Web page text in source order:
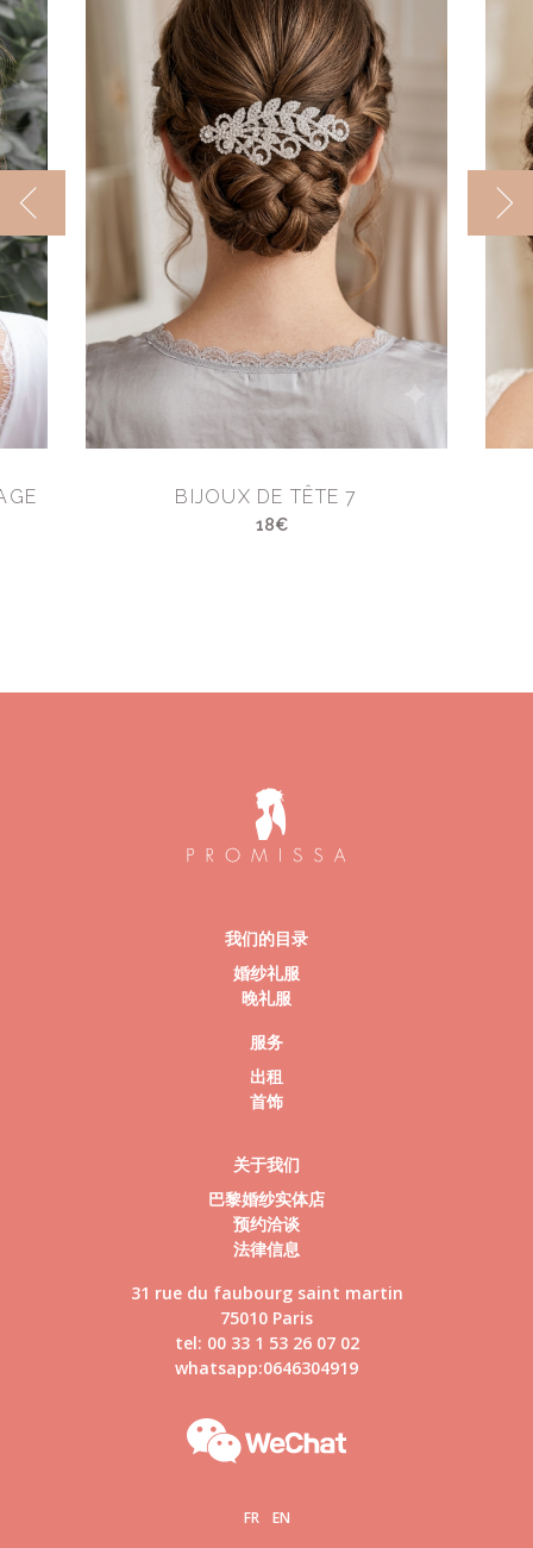
BIJOUX DE TÊTE 7
18€
我们的目录
婚纱礼服
晚礼服
服务
出租
首饰
关于我们
巴黎婚纱实体店
预约洽谈
法律信息
31 rue du faubourg saint martin
75010 Paris
tel: 00 33 1 53 26 07 02
whatsapp:0646304919
FR EN